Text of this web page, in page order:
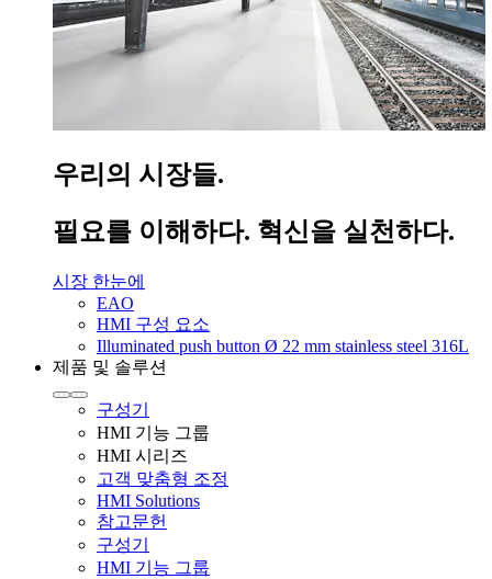
우리의 시장들.
필요를 이해하다. 혁신을 실천하다.
시장 한눈에
EAO
HMI 구성 요소
Illuminated push button Ø 22 mm stainless steel 316L
제품 및 솔루션
구성기
HMI 기능 그룹
HMI 시리즈
고객 맞춤형 조정
HMI Solutions
참고문헌
구성기
HMI 기능 그룹